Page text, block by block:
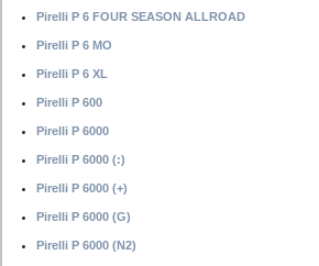
Pirelli P 6 FOUR SEASON ALLROAD
Pirelli P 6 MO
Pirelli P 6 XL
Pirelli P 600
Pirelli P 6000
Pirelli P 6000 (:)
Pirelli P 6000 (+)
Pirelli P 6000 (G)
Pirelli P 6000 (N2)